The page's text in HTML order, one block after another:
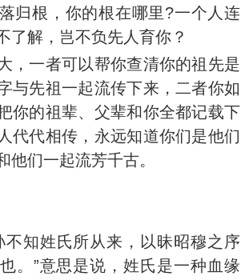
归根，你的根在哪里?一个人连
了解，岂不负先人育你？
，一者可以帮你查清你的祖先是
与先祖一起流传下来，二者你如
你的祖辈、父辈和你全都记载下
代代相传，永远知道你们是他们
他们一起流芳千古。
不知姓氏所从来，以昧昭穆之序
。”意思是说，姓氏是一种血缘